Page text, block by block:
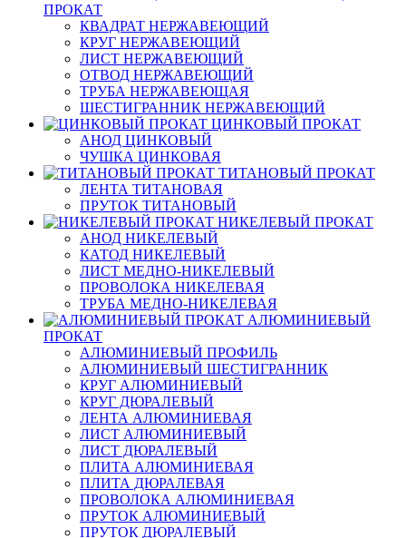
ПРОКАТ
КВАДРАТ НЕРЖАВЕЮЩИЙ
КРУГ НЕРЖАВЕЮЩИЙ
ЛИСТ НЕРЖАВЕЮЩИЙ
ОТВОД НЕРЖАВЕЮЩИЙ
ТРУБА НЕРЖАВЕЮЩАЯ
ШЕСТИГРАННИК НЕРЖАВЕЮЩИЙ
ЦИНКОВЫЙ ПРОКАТ
АНОД ЦИНКОВЫЙ
ЧУШКА ЦИНКОВАЯ
ТИТАНОВЫЙ ПРОКАТ
ЛЕНТА ТИТАНОВАЯ
ПРУТОК ТИТАНОВЫЙ
НИКЕЛЕВЫЙ ПРОКАТ
АНОД НИКЕЛЕВЫЙ
КАТОД НИКЕЛЕВЫЙ
ЛИСТ МЕДНО-НИКЕЛЕВЫЙ
ПРОВОЛОКА НИКЕЛЕВАЯ
ТРУБА МЕДНО-НИКЕЛЕВАЯ
АЛЮМИНИЕВЫЙ
ПРОКАТ
АЛЮМИНИЕВЫЙ ПРОФИЛЬ
АЛЮМИНИЕВЫЙ ШЕСТИГРАННИК
КРУГ АЛЮМИНИЕВЫЙ
КРУГ ДЮРАЛЕВЫЙ
ЛЕНТА АЛЮМИНИЕВАЯ
ЛИСТ АЛЮМИНИЕВЫЙ
ЛИСТ ДЮРАЛЕВЫЙ
ПЛИТА АЛЮМИНИЕВАЯ
ПЛИТА ДЮРАЛЕВАЯ
ПРОВОЛОКА АЛЮМИНИЕВАЯ
ПРУТОК АЛЮМИНИЕВЫЙ
ПРУТОК ДЮРАЛЕВЫЙ